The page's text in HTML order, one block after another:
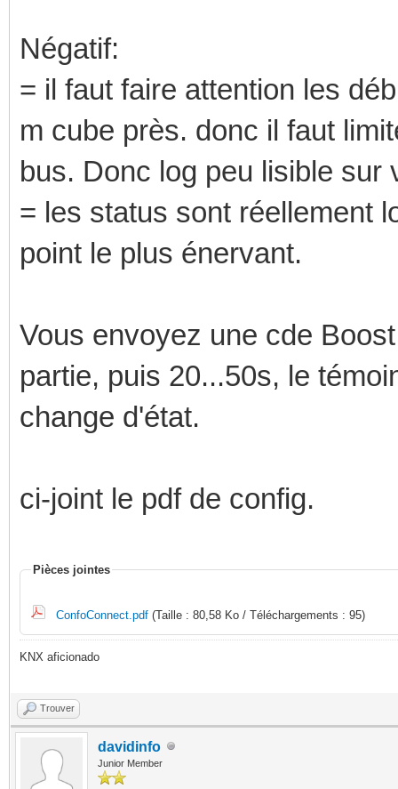
Négatif:
= il faut faire attention les
m cube près. donc il faut
bus. Donc log peu lisible sur
= les status sont réellement
point le plus énervant.
Vous envoyez une cde
partie, puis 20...50s, le
change d'état.
ci-joint le pdf de config.
Pièces jointes
ConfoConnect.pdf (Taille : 80,58 Ko / Téléchargements : 95)
KNX aficionado
Trouver
davidinfo
Junior Member